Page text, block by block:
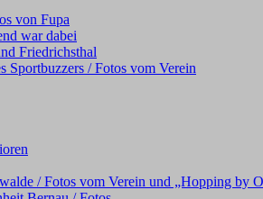
von Fupa
war dabei
Friedrichsthal
Sportbuzzers / Fotos vom Verein
/ Fotos vom Verein und „Hopping by